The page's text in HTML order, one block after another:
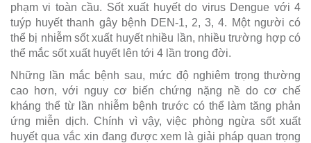
phạm vi toàn cầu. Sốt xuất huyết do virus Dengue với 4
tuýp huyết thanh gây bệnh DEN-1, 2, 3, 4. Một người có
thể bị nhiễm sốt xuất huyết nhiều lần, nhiều trường hợp có
thể mắc sốt xuất huyết lên tới 4 lần trong đời.
Những lần mắc bệnh sau, mức độ nghiêm trọng thường
cao hơn, với nguy cơ biến chứng nặng nề do cơ chế
kháng thể từ lần nhiễm bệnh trước có thể làm tăng phản
ứng miễn dịch. Chính vì vậy, việc phòng ngừa sốt xuất
huyết qua vắc xin đang được xem là giải pháp quan trọng